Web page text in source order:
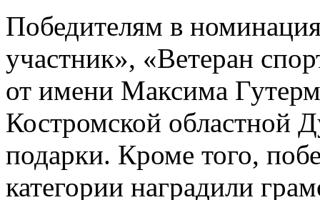
Победителям в
участник», «Ветеран
от имени Максима
Костромской областной
подарки. Кроме того,
категории наградили